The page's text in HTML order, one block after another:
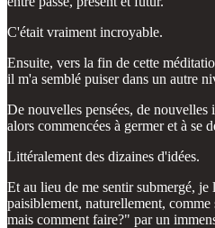
C'était vraiment incroyable.
Ensuite, vers la fin de cette
il m'a semblé puiser dans un autre
De nouvelles pensées, de
alors commencées à germer et à se
Littéralement des dizaines d'idées.
Et au lieu de me sentir submergé, je
paisiblement, naturellement,
mais comment faire?" par un